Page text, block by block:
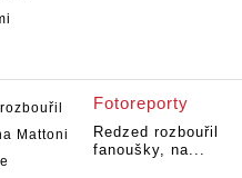
Fotoreporty
Redzed rozbouřil
fanoušky, na...